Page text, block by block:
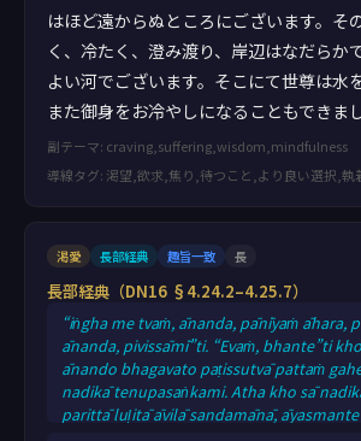
はほど遠からぬところにございます。そ
く、冷たく、澄み渡り、岸辺はなだらか
よい河でございます。そこにて世尊は水
また御身をお冷やしになることもできま
副テーマ: craving,suffering,wisdom,mindfulness
導線タグ: 渇望,欲求,焦り,待つこと,より良い選択,執
渇愛 長部経典 趣旨一致 長
長部経典（DN16 §4.24.2–4.25.7）
“iṅgha me tvaṁ, ānanda, pānīyaṁ āhara,
ānanda, pivissāmī”ti. “Evaṁ, bhante”ti
ānando bhagavato paṭissutvā pattaṁ
nadikā tenupasaṅkami. Atha kho sā
parittā luḷitā āvilā sandamānā,